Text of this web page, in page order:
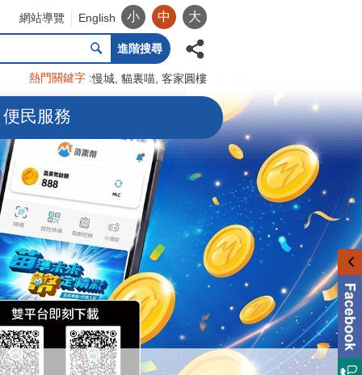
網站導覽 English 小 中 大
進階搜尋
熱門關鍵字 慢城 貓裏喵 客家圓樓
便民服務